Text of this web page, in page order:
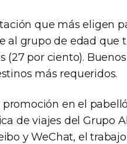
que más eligen
al grupo de edad que
(27 por ciento).
más requeridos.
en el
de viajes del Grupo
y WeChat, el